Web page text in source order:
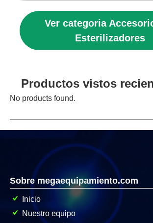
Ver categoria
Esterilizadores
Productos vistos
No products found.
Sobre megaequipamiento.com
Inicio
Nuestro equipo